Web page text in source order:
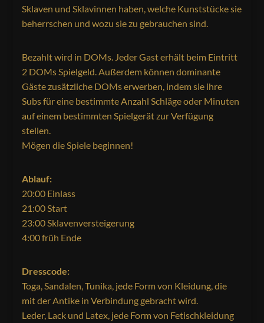
Sklaven und Sklavinnen haben, welche Kunststücke sie
beherrschen und wozu sie zu gebrauchen sind.
Bezahlt wird in DOMs. Jeder Gast erhält beim Eintritt
2 DOMs Spielgeld. Außerdem können dominante
Gäste zusätzliche DOMs erwerben, indem sie ihre
Subs für eine bestimmte Anzahl Schläge oder Minuten
auf einem bestimmten Spielgerät zur Verfügung
stellen.
Mögen die Spiele beginnen!
Ablauf:
20:00 Einlass
21:00 Start
23:00 Sklavenversteigerung
4:00 früh Ende
Dresscode:
Toga, Sandalen, Tunika, jede Form von Kleidung, die
mit der Antike in Verbindung gebracht wird.
Leder, Lack und Latex, jede Form von Fetischkleidung